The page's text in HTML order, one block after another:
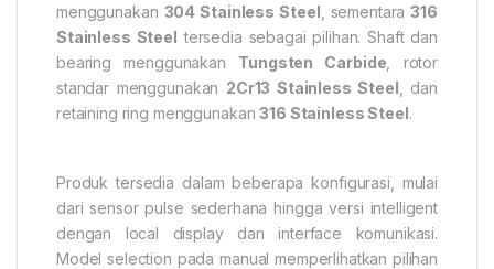
menggunakan 304 Stainless Steel , sementara316
Stainless Steel tersedia sebagai pilihan. Shaft dan
bearing menggunakan Tungsten Carbide , rotor
standar menggunakan 2Cr13 Stainless Steel , dan
retaining ring menggunakan316 Stainless Steel.
Produk tersedia dalam beberapa konfigurasi, mulai
dari sensor pulse sederhana hingga versi intelligent
dengan local display dan interface komunikasi.
Model selection pada manual memperlihatkan pilihan